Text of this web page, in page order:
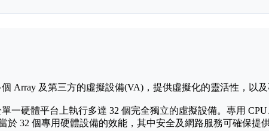
Array 及第三方的虛擬設備(VA)，提供虛擬化的靈活性，以及
一硬體平台上執行多達 32 個完全獨立的虛擬設備。專用
於 32 個專用硬體設備的效能，其中安全及網路服務可確保提